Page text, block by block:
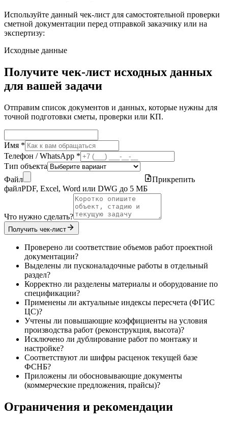
Используйте данный чек-лист для самостоятельной проверки
сметной документации перед отправкой заказчику или на
экспертизу:
Исходные данные
Получите чек-лист исходных данных
для вашей задачи
Отправим список документов и данных, которые нужны для
точной подготовки сметы, проверки или КП.
Имя *
Телефон / WhatsApp *
Тип объекта
Файл
Прикрепить
файлPDF, Excel, Word или DWG до 5 МБ
Что нужно сделать?
Получить чек-лист
Проверено ли соответствие объемов работ проектной
документации?
Выделены ли пусконаладочные работы в отдельный
раздел?
Корректно ли разделены материалы и оборудование по
спецификации?
Применены ли актуальные индексы пересчета (ФГИС
ЦС)?
Учтены ли повышающие коэффициенты на условия
производства работ (реконструкция, высота)?
Исключено ли дублирование работ по монтажу и
настройке?
Соответствуют ли шифры расценок текущей базе
ФСНБ?
Приложены ли обосновывающие документы
(коммерческие предложения, прайсы)?
Ограничения и рекомендации